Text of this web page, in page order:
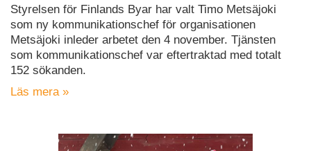
Styrelsen för Finlands Byar har valt Timo Metsäjoki
som ny kommunikationschef för organisationen
Metsäjoki inleder arbetet den 4 november. Tjänsten
som kommunikationschef var eftertraktad med totalt
152 sökanden.
Läs mera »